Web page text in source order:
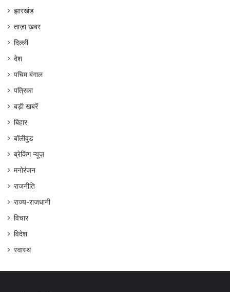
झारखंड
ताज़ा ख़बर
दिल्ली
देश
पचिम बंगाल
पत्रिका
बड़ी खबरें
बिहार
बॉलीवुड
ब्रेकिंग न्यूज़
मनोरंजन
राजनीति
राज्य-राजधानी
विचार
विदेश
स्वास्थ